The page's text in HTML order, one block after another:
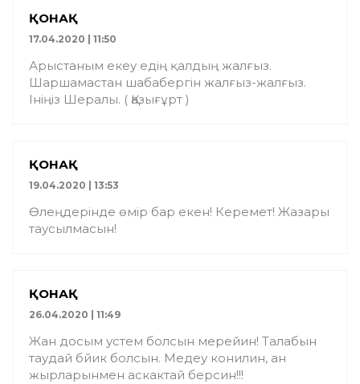
ҚОНАҚ
17.04.2020 | 11:50
Арыстаным екеу едің қалдың жалғыз.
Шаршамастан шабабергін жалғыз-жалғыз.
Ініңіз Шералы. ( Қазығұрт )
ҚОНАҚ
19.04.2020 | 13:53
Өлеңдерінде өмір бар екен! Керемет! Жазары
таусылмасын!
ҚОНАҚ
26.04.2020 | 11:49
Жан досым устем болсын мерейин! Талабын
таудай бйик болсын. Медеу конилин, ан
жырларынмен аскактай берсин!!!